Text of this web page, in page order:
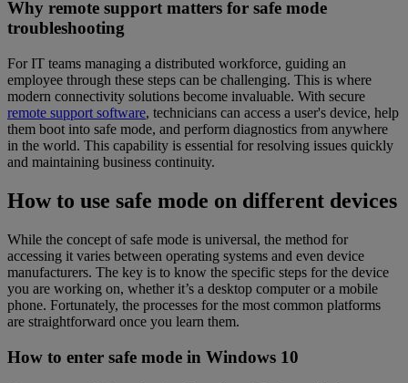
Why remote support matters for safe mode
troubleshooting
For IT teams managing a distributed workforce, guiding an
employee through these steps can be challenging. This is where
modern connectivity solutions become invaluable. With secure
remote support software, technicians can access a user's device, help
them boot into safe mode, and perform diagnostics from anywhere
in the world. This capability is essential for resolving issues quickly
and maintaining business continuity.
How to use safe mode on different devices
While the concept of safe mode is universal, the method for
accessing it varies between operating systems and even device
manufacturers. The key is to know the specific steps for the device
you are working on, whether it’s a desktop computer or a mobile
phone. Fortunately, the processes for the most common platforms
are straightforward once you learn them.
How to enter safe mode in Windows 10